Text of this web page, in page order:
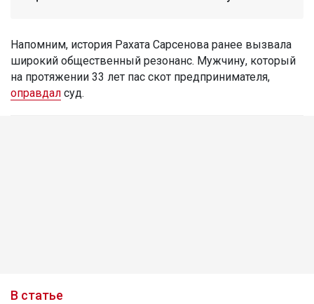
Напомним, история Рахата Сарсенова ранее вызвала
широкий общественный резонанс. Мужчину, который
на протяжении 33 лет пас скот предпринимателя,
оправдал суд.
В статье